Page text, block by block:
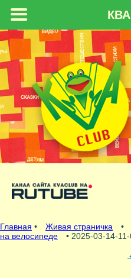
Главная • Живая страничка •
на велосипеде
• 2025-03-14-